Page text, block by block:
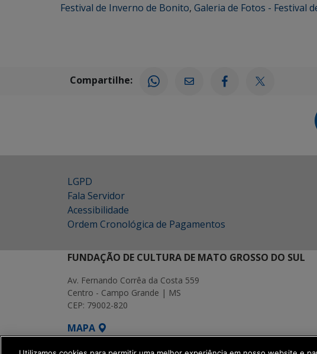
Festival de Inverno de Bonito, Galeria de Fotos - Festival
Compartilhe:
LGPD
Fala Servidor
Acessibilidade
Ordem Cronológica de Pagamentos
FUNDAÇÃO DE CULTURA DE MATO GROSSO DO SUL
Av. Fernando Corrêa da Costa 559
Centro - Campo Grande | MS
CEP: 79002-820
MAPA
SETDIG | Secretaria-Executiva de Transformação